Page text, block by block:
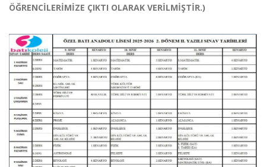
ÖĞRENCİLERİMİZE ÇIKTI OLARAK VERİLMİŞTİR.)